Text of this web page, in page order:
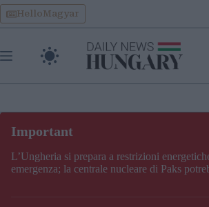
Skip
to
content
HelloMagyar
L’Ungheria si prepara a restrizioni
emergenza; la centrale nucleare di Paks